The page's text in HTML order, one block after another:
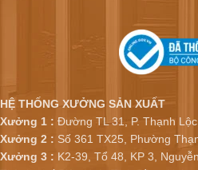
HỆ THỐNG XƯỞNG SẢN XUẤT
Xưởng 1 : Đường TL 31, P. Thạnh
Xưởng 2 : Số 361 TX25, Phường
Xưởng 3 : K2-39, Tổ 48, KP 3,